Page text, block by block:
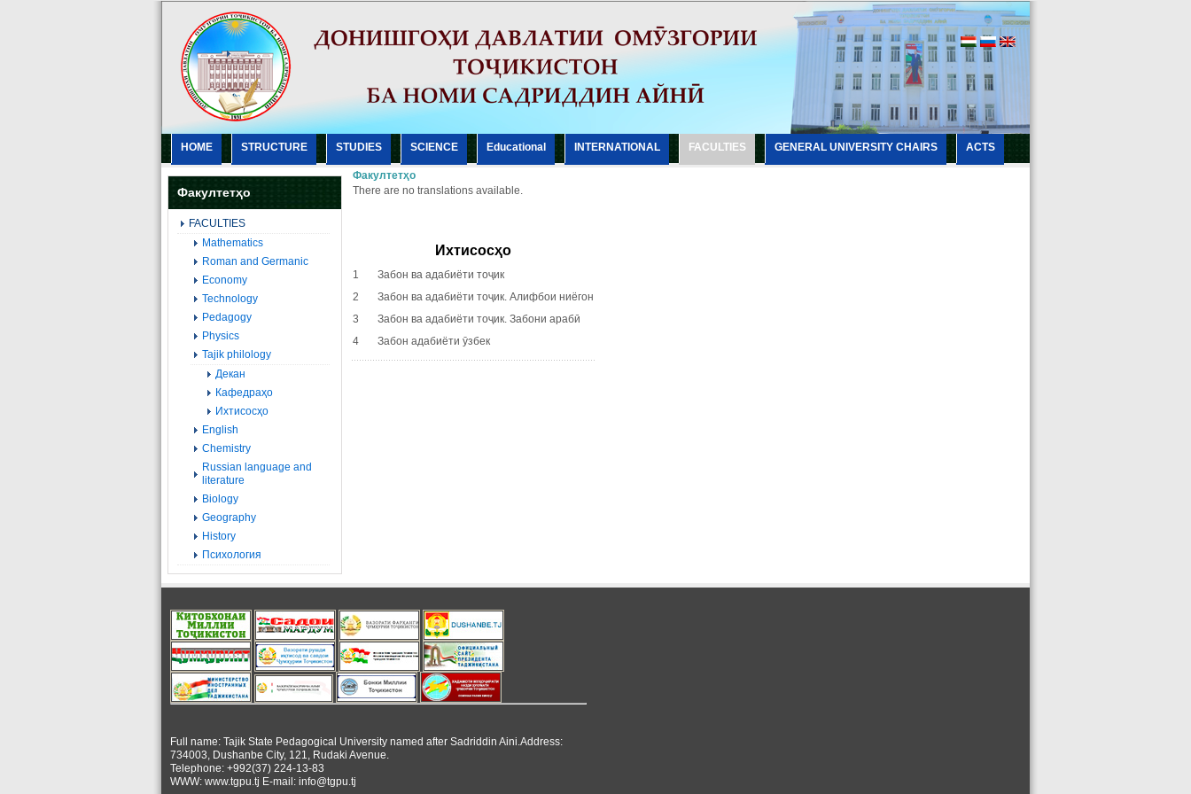
HOME STRUCTURE STUDIES SCIENCE Еducational INTERNATIONAL FACULTIES GENERAL UNIVERSITY CHAIRS ACTS
Факултетҳо
FACULTIES
Mathematics
Roman and Germanic
Economy
Technology
Pedagogy
Physics
Tajik philology
Декан
Кафедраҳо
Ихтисосҳо
English
Chemistry
Russian language and
literature
Biology
Geography
History
Психология
Факултетҳо
There are no translations available.
Ихтисосҳо
1 Забон ва адабиёти тоҷик
2 Забон ва адабиёти тоҷик. Алифбои ниёгон
3 Забон ва адабиёти тоҷик. Забони арабӣ
4 Забон адабиёти ӯзбек
Full name: Tajik State Pedagogical University named after Sadriddin Aini.Address:
734003, Dushanbe City, 121, Rudaki Avenue.
Telephone: +992(37) 224-13-83
WWW: www.tgpu.tj E-mail: info@tgpu.tj